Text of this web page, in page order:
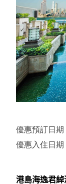
優惠預訂日
優惠入住日
港島海逸君